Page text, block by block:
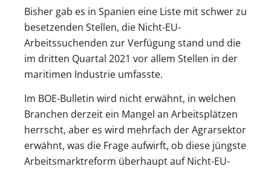
Bisher gab es in Spanien eine Liste mit schwer zu
besetzenden Stellen, die Nicht-EU-
Arbeitssuchenden zur Verfügung stand und die
im dritten Quartal 2021 vor allem Stellen in der
maritimen Industrie umfasste.
Im BOE-Bulletin wird nicht erwähnt, in welchen
Branchen derzeit ein Mangel an Arbeitsplätzen
herrscht, aber es wird mehrfach der Agrarsektor
erwähnt, was die Frage aufwirft, ob diese jüngste
Arbeitsmarktreform überhaupt auf Nicht-EU-